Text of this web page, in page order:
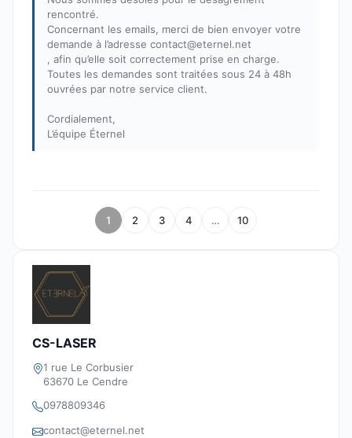
rencontré.
Concernant les emails, merci de bien envoyer votre
demande à l’adresse contact@eternel.net
, afin qu’elle soit correctement prise en charge.
Toutes les demandes sont traitées sous 24 à 48h
ouvrées par notre service client.
Cordialement,
L’équipe Éternel
1 2 3 4 … 10
CS-LASER
1 rue Le Corbusier
63670 Le Cendre
0978809346
contact@eternel.net